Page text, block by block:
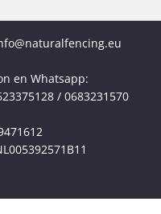
en Whatsapp:
/ 0683231570